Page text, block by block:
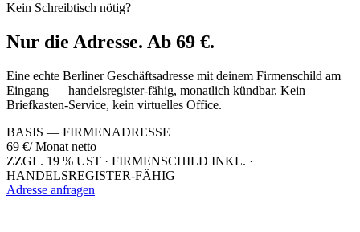
Kein Schreibtisch nötig?
Nur die Adresse. Ab 69 €.
Eine echte Berliner Geschäftsadresse mit deinem Firmenschild am
Eingang — handelsregister-fähig, monatlich kündbar. Kein
Briefkasten-Service, kein virtuelles Office.
BASIS — FIRMENADRESSE
69 €/ Monat netto
ZZGL. 19 % UST · FIRMENSCHILD INKL. ·
HANDELSREGISTER-FÄHIG
Adresse anfragen